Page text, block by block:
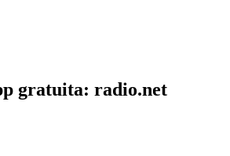
gratuita: radio.net